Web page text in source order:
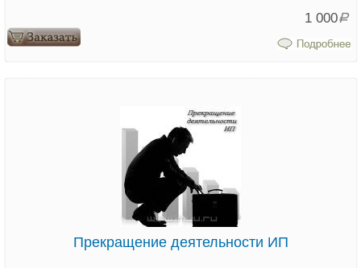
1 000Р
Прекращение деятельности ИП